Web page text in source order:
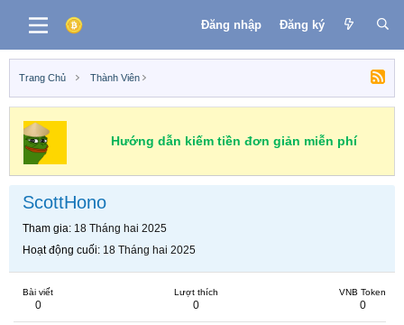
Đăng nhập Đăng ký
Trang Chủ Thành Viên
Hướng dẫn kiếm tiền đơn giản miễn phí
ScottHono
Tham gia 18 Tháng hai 2025
Hoạt động cuối 18 Tháng hai 2025
Bài viết
0
Lượt thích
0
VNB Token
0